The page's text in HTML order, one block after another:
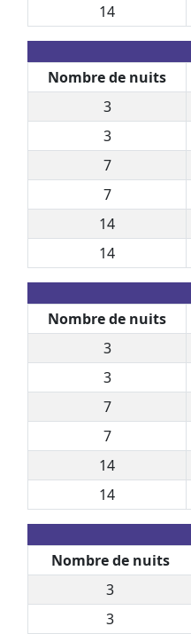
14
Nombre de nuits
3
3
7
7
14
14
Nombre de nuits
3
3
7
7
14
14
Nombre de nuits
3
3